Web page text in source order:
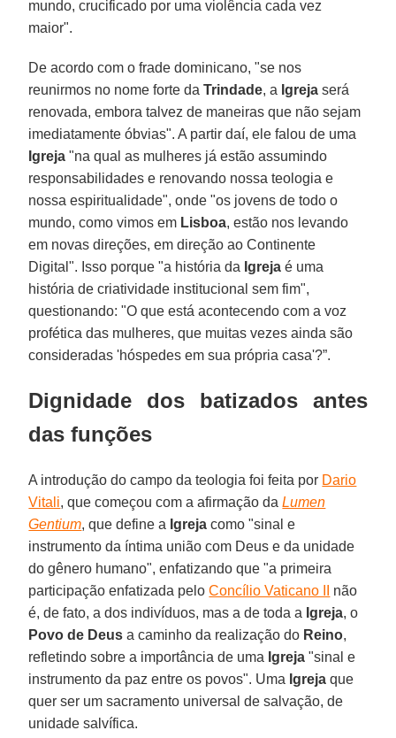
mundo, crucificado por uma violência cada vez
maior".
De acordo com o frade dominicano, "se nos
reunirmos no nome forte daTrindade, a Igreja será
renovada, embora talvez de maneiras que não sejam
imediatamente óbvias". A partir daí, ele falou de uma
Igreja "na qual as mulheres já estão assumindo
responsabilidades e renovando nossa teologia e
nossa espiritualidade", onde "os jovens de todo o
mundo, como vimos em Lisboa, estão nos levando
em novas direções, em direção ao Continente
Digital". Isso porque "a história da Igreja é uma
história de criatividade institucional sem fim",
questionando: "O que está acontecendo com a voz
profética das mulheres, que muitas vezes ainda são
consideradas 'hóspedes em sua própria casa'?”.
Dignidade dos batizados antes
das funções
A introdução do campo da teologia foi feita por Dario
Vitali, que começou com a afirmação daLumen
Gentium, que define a Igreja como "sinal e
instrumento da íntima união com Deus e da unidade
do gênero humano", enfatizando que "a primeira
participação enfatizada peloConcílio Vaticano II
não
é, de fato, a dos indivíduos, mas a de toda a Igreja, o
Povo de Deus a caminho da realização do Reino,
refletindo sobre a importância de uma Igreja "sinal e
instrumento da paz entre os povos". Uma Igreja que
quer ser um sacramento universal de salvação, de
unidade salvífica.